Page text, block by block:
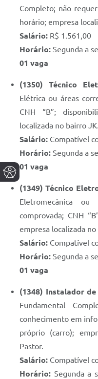
Completo; não
horário; empresa
Salário: R$ 1.561,00
Horário: Segunda a
01 vaga
(1350) Técnico
Elétrica ou áreas
CNH “B”;
localizada no bairro JK.
Salário: Compatível
Horário: Segunda a
01 vaga
(1349) Técnico
Eletromecânica ou
comprovada; CNH
empresa localizada
Salário: Compatível
Horário: Segunda a
01 vaga
(1348) Instalador
Fundamental
conhecimento em
próprio (carro);
Pastor.
Salário: Compatível
Horário: Segunda a